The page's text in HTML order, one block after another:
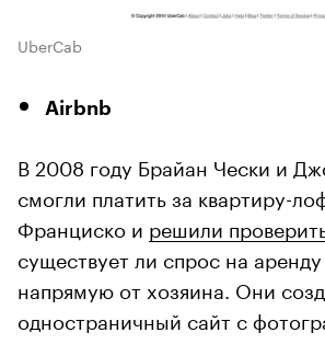
UberCab
Airbnb
В 2008 году Брайан Чески и
смогли платить за квартиру-
Франциско и решили
существует ли спрос на
напрямую от хозяина. Они
одностраничный сайт с